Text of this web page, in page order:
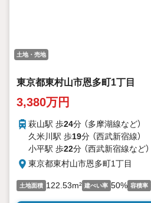
土地・売地
東京都東村山市恩多町1丁目
3,380万円
萩山駅 歩24分 （多摩湖線など）
久米川駅 歩19分 （西武新宿線）
小平駅 歩22分 （西武新宿線など）
東京都東村山市恩多町1丁目
土地面積 122.53m² 建ぺい率 50% 容積率